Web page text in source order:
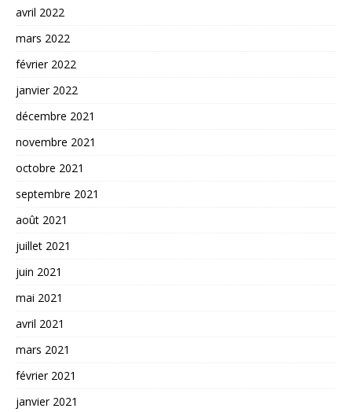
avril 2022
mars 2022
février 2022
janvier 2022
décembre 2021
novembre 2021
octobre 2021
septembre 2021
août 2021
juillet 2021
juin 2021
mai 2021
avril 2021
mars 2021
février 2021
janvier 2021